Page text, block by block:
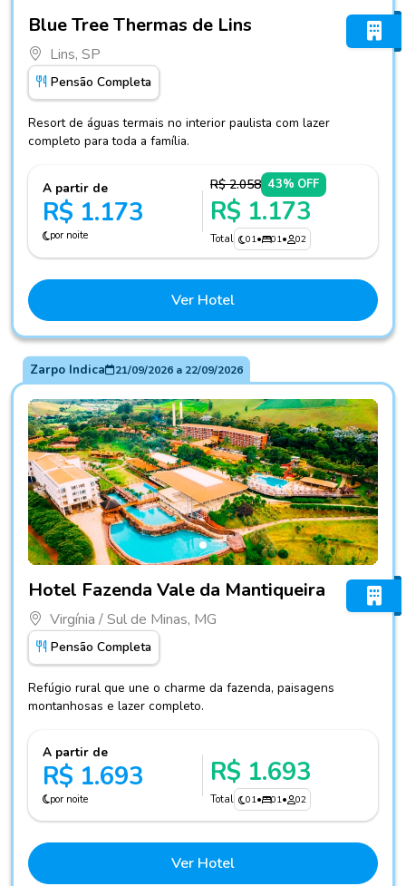
Blue Tree Thermas de Lins
Lins, SP
Pensão Completa
Resort de águas termais no interior paulista com lazer
completo para toda a família.
A partir de
R$ 1.173
por noite
R$ 2.058 43% OFF
R$ 1.173
Total 01• 01• 02
Ver Hotel
Zarpo Indica 21/09/2026a 22/09/2026
Hotel Fazenda Vale da Mantiqueira
Virgínia / Sul de Minas, MG
Pensão Completa
Refúgio rural que une o charme da fazenda, paisagens
montanhosas e lazer completo.
A partir de
R$ 1.693
por noite
R$ 1.693
Total 01• 01• 02
Ver Hotel